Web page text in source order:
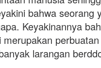
bahwa seorang
Keyakinannya
merupakan
larangan